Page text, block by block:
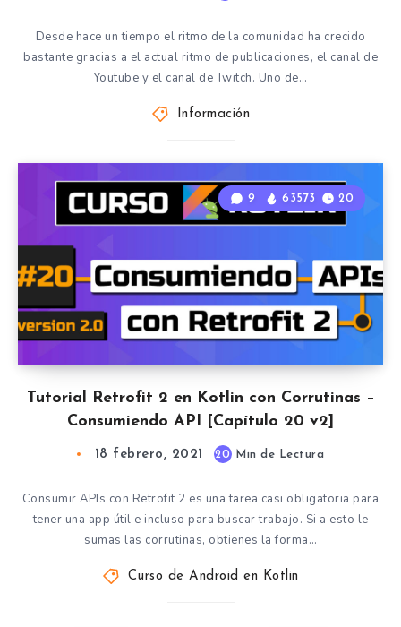
Desde hace un tiempo el ritmo de la comunidad ha crecido
bastante gracias a el actual ritmo de publicaciones, el canal de
Youtube y el canal de Twitch. Uno de…
Información
Tutorial Retrofit 2 en Kotlin con Corrutinas –
Consumiendo API [Capítulo 20 v2]
9 63573 20
18 febrero, 2021 20Min de Lectura
Consumir APIs con Retrofit 2 es una tarea casi obligatoria para
tener una app útil e incluso para buscar trabajo. Si a esto le
sumas las corrutinas, obtienes la forma…
Curso de Android en Kotlin